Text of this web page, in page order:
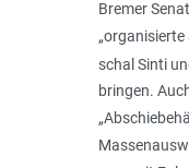
Bremer
„organisierte
schal Sinti
bringen.